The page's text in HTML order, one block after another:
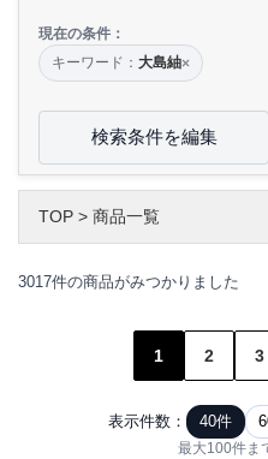
現在の条件：
キーワード： 大島紬×
検索条件を編集
TOP > 商品一覧
3017件の商品がみつかりました
1 2 3
表示件数： 40件
最大100件ま